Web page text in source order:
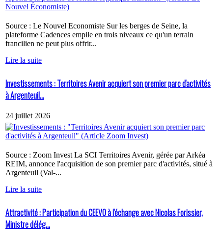
Source : Le Nouvel Economiste Sur les berges de Seine, la
plateforme Cadences empile en trois niveaux ce qu'un terrain
francilien ne peut plus offrir...
Lire la suite
Investissements : Territoires Avenir acquiert son premier parc d'activités
à Argenteuil...
24 juillet 2026
Source : Zoom Invest La SCI Territoires Avenir, gérée par Arkéa
REIM, annonce l'acquisition de son premier parc d'activités, situé à
Argenteuil (Val-...
Lire la suite
Attractivité : Participation du CEEVO à l'échange avec Nicolas Forissier,
Ministre délég...